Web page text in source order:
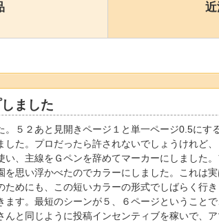
ました
。５２あと見開きページ１と単一ページ0.5にす
した。プロだったら許されないでしょうけれど
い、主線をＧペンを辞めてマーカーにしました
を思い浮かべたのでカラーにしました。これは
ためにも、この短いカラーの形式でしばらく行
す。最短のシーンが５、６ページということ
んと同じように投稿インセンティブを稼いで、